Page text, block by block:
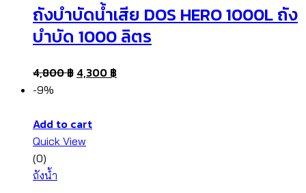
ถังบำบัดน้ำเสีย DOS HERO 1000L ถัง
บำบัด 1000 ลิตร
4,800฿ 4,300 ฿
-9%
Add to cart
Quick View
(0)
ถังน้ำ